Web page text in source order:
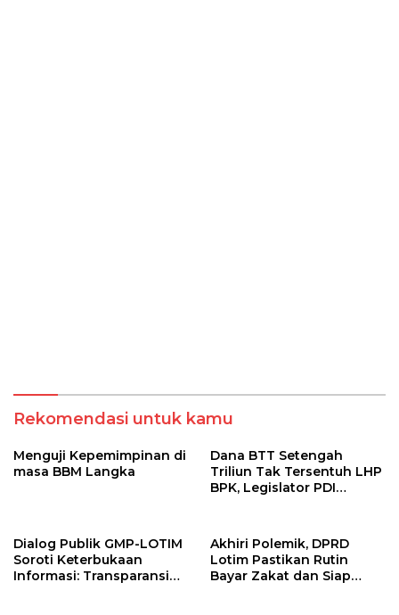
Rekomendasi untuk kamu
Menguji Kepemimpinan di
masa BBM Langka
Dana BTT Setengah
Triliun Tak Tersentuh LHP
BPK, Legislator PDI
Dialog Publik GMP-LOTIM
Soroti Keterbukaan
Informasi: Transparansi
Akhiri Polemik, DPRD
Lotim Pastikan Rutin
Bayar Zakat dan Siap